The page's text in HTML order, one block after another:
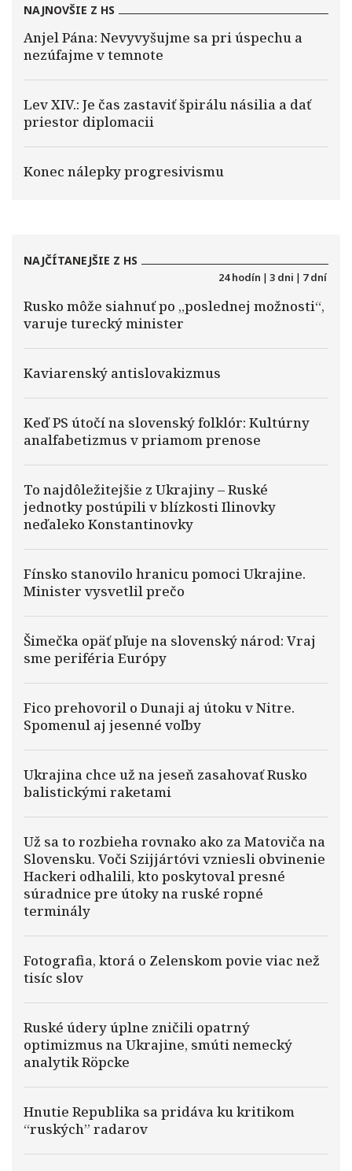
NAJNOVŠIE Z HS
Anjel Pána: Nevyvyšujme sa pri úspechu a
nezúfajme v temnote
Lev XIV.: Je čas zastaviť špirálu násilia a dať
priestor diplomacii
Konec nálepky progresivismu
NAJČÍTANEJŠIE Z HS
24 hodín | 3 dni | 7 dní
Rusko môže siahnuť po „poslednej možnosti“,
varuje turecký minister
Kaviarenský antislovakizmus
Keď PS útočí na slovenský folklór: Kultúrny
analfabetizmus v priamom prenose
To najdôležitejšie z Ukrajiny – Ruské
jednotky postúpili v blízkosti Ilinovky
neďaleko Konstantinovky
Fínsko stanovilo hranicu pomoci Ukrajine.
Minister vysvetlil prečo
Šimečka opäť pľuje na slovenský národ: Vraj
sme periféria Európy
Fico prehovoril o Dunaji aj útoku v Nitre.
Spomenul aj jesenné voľby
Ukrajina chce už na jeseň zasahovať Rusko
balistickými raketami
Už sa to rozbieha rovnako ako za Matoviča na
Slovensku. Voči Szijjártóvi vzniesli obvinenie
Hackeri odhalili, kto poskytoval presné
súradnice pre útoky na ruské ropné
terminály
Fotografia, ktorá o Zelenskom povie viac než
tisíc slov
Ruské údery úplne zničili opatrný
optimizmus na Ukrajine, smúti nemecký
analytik Röpcke
Hnutie Republika sa pridáva ku kritikom
“ruských” radarov